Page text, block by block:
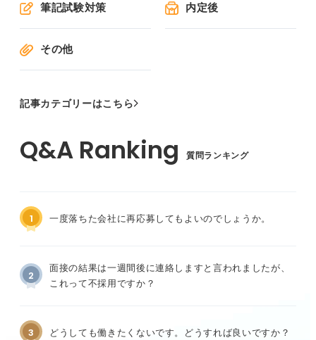
筆記試験対策 内定後
その他
記事カテゴリーはこちら
質問ランキング
1 一度落ちた会社に再応募してもよいのでしょうか。
2
面接の結果は一週間後に連絡しますと言われましたが、
これって不採用ですか？
3 どうしても働きたくないです。どうすれば良いですか？